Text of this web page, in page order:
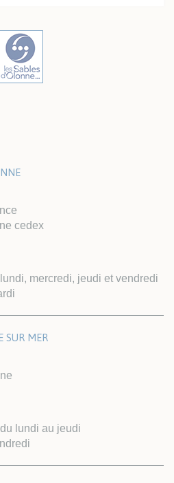
cedex
mercredi, jeudi et vendredi
SUR MER
lundi au jeudi